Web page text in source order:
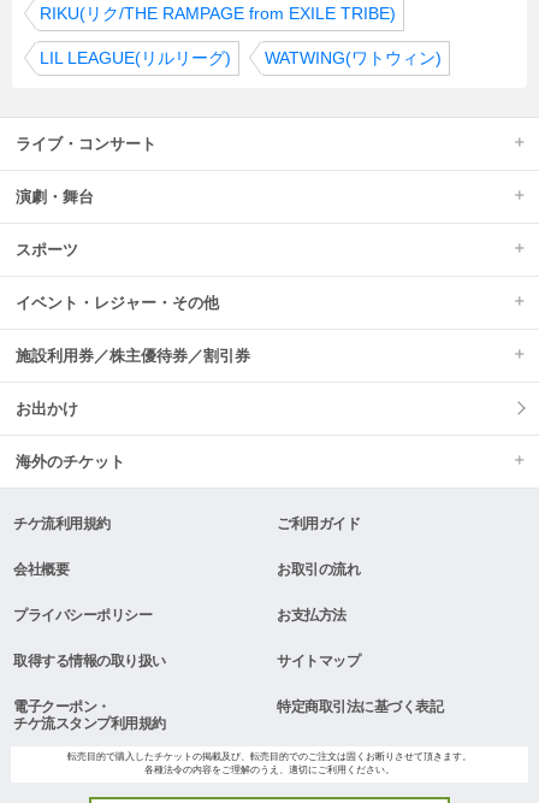
RIKU(リク/THE RAMPAGE from EXILE TRIBE)
LIL LEAGUE(リルリーグ) WATWING(ワトウィン)
ライブ・コンサート
演劇・舞台
スポーツ
イベント・レジャー・その他
施設利用券／株主優待券／割引券
お出かけ
海外のチケット
チケ流利用規約 ご利用ガイド
会社概要 お取引の流れ
プライバシーポリシー お支払方法
取得する情報の取り扱い サイトマップ
電子クーポン・
チケ流スタンプ利用規約
特定商取引法に基づく表記
転売目的で購入したチケットの掲載及び、転売目的でのご注文は固くお断りさせて頂きます。
各種法令の内容をご理解のうえ、適切にご利用ください。